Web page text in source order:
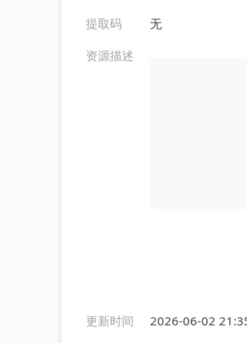
提取码
无
资源描述
更新时间
2026-06-02